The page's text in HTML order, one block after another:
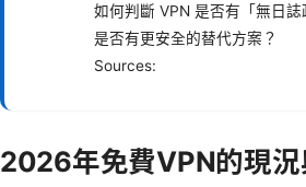
如何判斷 VPN 是否有「無日誌
是否有更安全的替代方案？
Sources:
2026年免費VPN的現況